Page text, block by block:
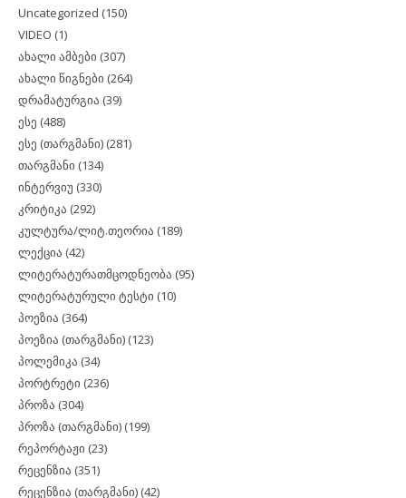
Uncategorized (150)
VIDEO (1)
ახალი ამბები (307)
ახალი წიგნები (264)
დრამატურგია (39)
ესე (488)
ესე (თარგმანი) (281)
თარგმანი (134)
ინტერვიუ (330)
კრიტიკა (292)
კულტურა/ლიტ.თეორია (189)
ლექცია (42)
ლიტერატურათმცოდნეობა (95)
ლიტერატურული ტესტი (10)
პოეზია (364)
პოეზია (თარგმანი) (123)
პოლემიკა (34)
პორტრეტი (236)
პროზა (304)
პროზა (თარგმანი) (199)
რეპორტაჟი (23)
რეცენზია (351)
რეცენზია (თარგმანი) (42)